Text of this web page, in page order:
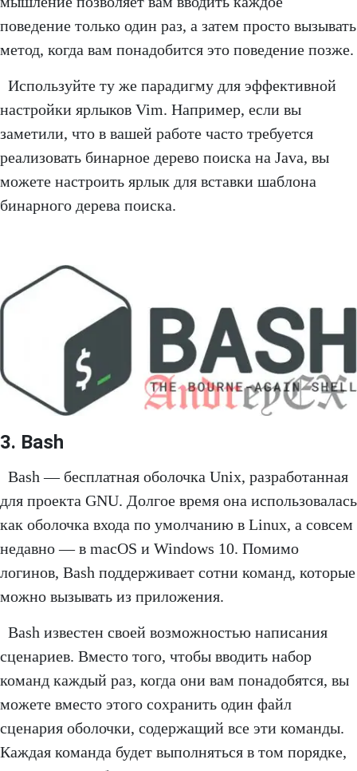
поведение только один раз, а затем просто вызывать
метод, когда вам понадобится это поведение позже.
Используйте ту же парадигму для эффективной
настройки ярлыков Vim. Например, если вы
заметили, что в вашей работе часто требуется
реализовать бинарное дерево поиска на Java, вы
можете настроить ярлык для вставки шаблона
бинарного дерева поиска.
3. Bash
Bash — бесплатная оболочка Unix, разработанная
для проекта GNU. Долгое время она использовалась
как оболочка входа по умолчанию в Linux, а совсем
недавно — в macOS и Windows 10. Помимо
логинов, Bash поддерживает сотни команд, которые
можно вызывать из приложения.
Bash известен своей возможностью написания
сценариев. Вместо того, чтобы вводить набор
команд каждый раз, когда они вам понадобятся, вы
можете вместо этого сохранить один файл
сценария оболочки, содержащий все эти команды.
Каждая команда будет выполняться в том порядке,